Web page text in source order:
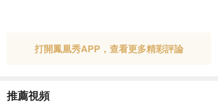
打開鳳凰秀APP，查看更多精彩評論
推薦視頻